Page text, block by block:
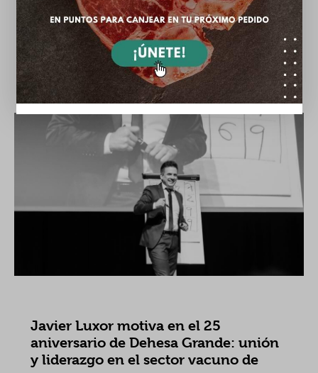
Con motivo de la celebración de nuestro 25º
aniversario, Dehesa Grande se complace…
21/03/2025 732 Ver 0 Likes 0 Comments
Javier Luxor motiva en el 25
aniversario de Dehesa Grande: unión
y liderazgo en el sector vacuno de